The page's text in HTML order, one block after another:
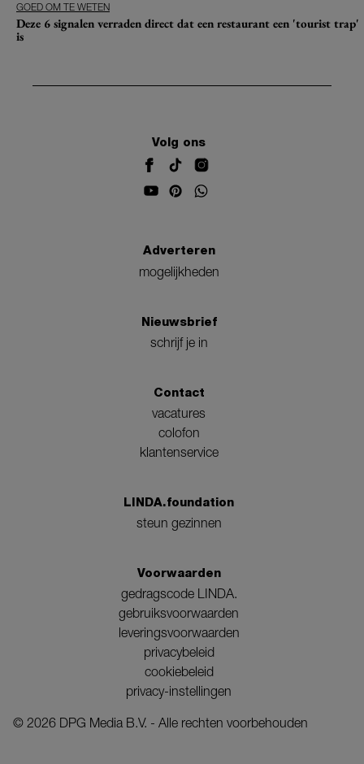
GOED OM TE WETEN
Deze 6 signalen verraden direct dat een restaurant een 'tourist trap'
is
Volg ons
Adverteren
mogelijkheden
Nieuwsbrief
schrijf je in
Contact
vacatures
colofon
klantenservice
LINDA.foundation
steun gezinnen
Voorwaarden
gedragscode LINDA.
gebruiksvoorwaarden
leveringsvoorwaarden
privacybeleid
cookiebeleid
privacy-instellingen
© 2026 DPG Media B.V. - Alle rechten voorbehouden